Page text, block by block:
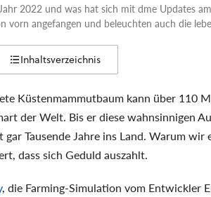
2022 und was hat sich mit dme Updates
vorn angefangen und beleuchten auch die
Inhaltsverzeichnis
Küstenmammutbaum kann über 110
der Welt. Bis er diese wahnsinnigen
Tausende Jahre ins Land. Warum wir
dass sich Geduld auszahlt.
, die Farming-Simulation vom Entwickler